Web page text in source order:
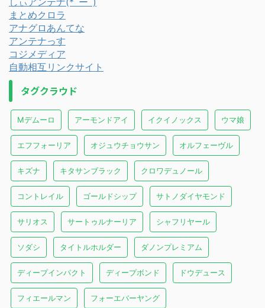
まとめクロラ
アナグロあんてな
アンテナっす
コジメディア
自動相互リンクサイト
タグクラウド
Mデムーロ アーモンドアイ イクイノックス ウマ娘
エフフォーリア オジュウチョウサン オルフェーヴル
キズナ キタサンブラック クロワデュノール
コントレイル ゴールドシップ サトノダイヤモンド
サリオス サートゥルナーリア シャフリヤール
ソダシ タイトルホルダー ダノンプレミアム
ディープインパクト ディープボンド ドウデュース
フィエールマン フォーエバーヤング